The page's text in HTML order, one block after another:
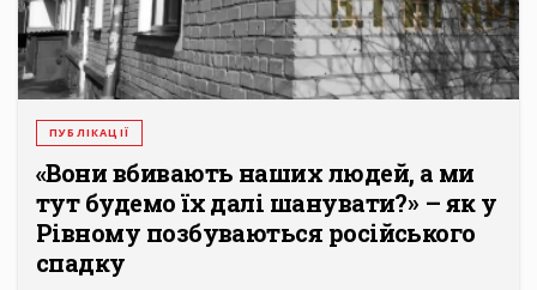
ПУБЛІКАЦІЇ
«Вони вбивають наших людей, а ми
тут будемо їх далі шанувати?» – як у
Рівному позбуваються російського
спадку